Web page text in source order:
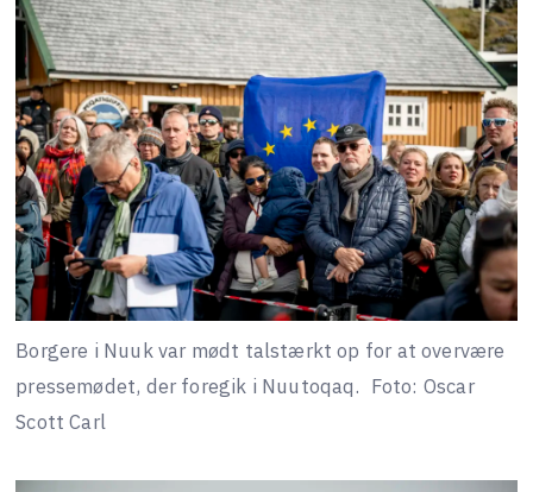
Borgere i Nuuk var mødt talstærkt op for at overvære
pressemødet, der foregik i Nuutoqaq. Foto: Oscar
Scott Carl